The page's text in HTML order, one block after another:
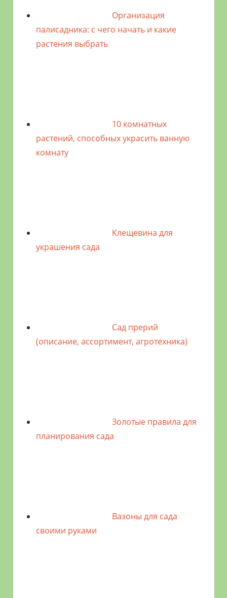
Организация
палисадника: с чего начать и какие
растения выбрать
10 комнатных
растений, способных украсить ванную
комнату
Клещевина для
украшения сада
Сад прерий
(описание, ассортимент, агротехника)
Золотые правила для
планирования сада
Вазоны для сада
своими руками